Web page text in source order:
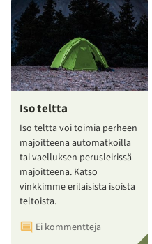
Iso teltta
Iso teltta voi toimia perheen
majoitteena automatkoilla
tai vaelluksen perusleirissä
majoitteena. Katso
vinkkimme erilaisista isoista
teltoista.
Ei kommentteja